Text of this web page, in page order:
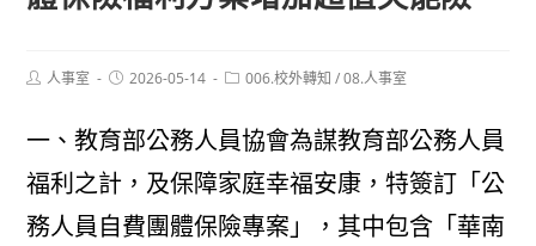
Post人事室
Post2026-05-14
Post006.校外轉知 / 08.人事室
一、教育部公務人員協會為謀教育部公務人員
福利之計，及保障家庭幸福安康，特簽訂「公
務人員自費團體保險專案」，其中包含「華南